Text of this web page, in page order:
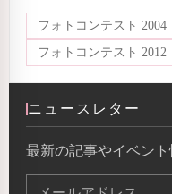
フォトコンテスト 2004
フォトコンテスト 2012
ニュースレター
最新の記事やイベント